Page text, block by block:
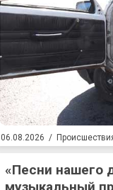
06.08.2026 /
«Песни нашего